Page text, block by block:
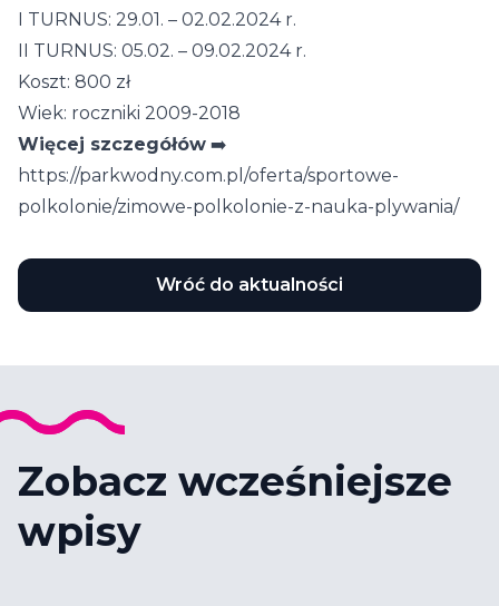
I TURNUS: 29.01. – 02.02.2024 r.
II TURNUS: 05.02. – 09.02.2024 r.
Koszt: 800 zł
Wiek: roczniki 2009-2018
Więcej szczegółów ➡️
https://parkwodny.com.pl/oferta/sportowe-
polkolonie/zimowe-polkolonie-z-nauka-plywania/
Wróć do aktualności
Zobacz wcześniejsze
wpisy